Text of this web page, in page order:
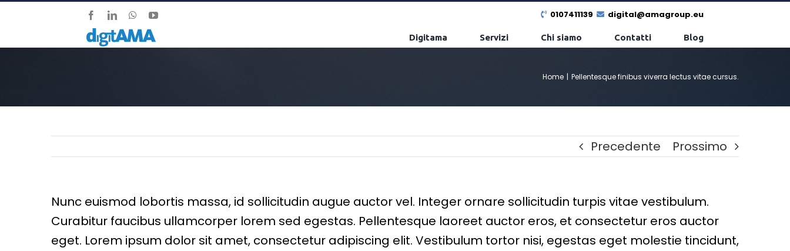
contenuto
FacebookLinkedInWhatsAppYouTube 0107411139 digital@amagroup.eu
Digitama Servizi Chi siamo Contatti Blog
Home | Pellentesque finibus viverra lectus vitae cursus.
Precedente Prossimo
Nunc euismod lobortis massa, id sollicitudin augue auctor vel. Integer ornare sollicitudin turpis vitae vestibulum.
Curabitur faucibus ullamcorper lorem sed egestas. Pellentesque laoreet auctor eros, et consectetur eros auctor
eget. Lorem ipsum dolor sit amet, consectetur adipiscing elit. Vestibulum tortor nisi, egestas eget molestie tincidunt,